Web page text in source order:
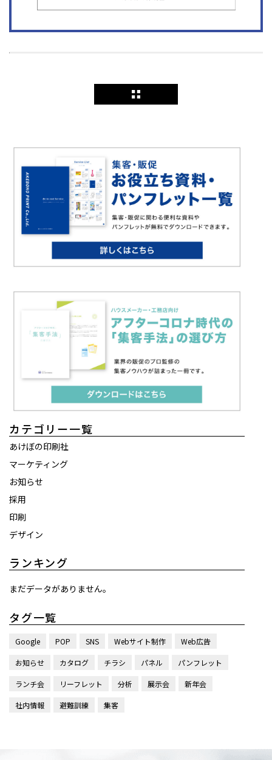
カテゴリー一覧
あけぼの印刷社
マーケティング
お知らせ
採用
印刷
デザイン
ランキング
まだデータがありません。
タグ一覧
Google POP SNS Webサイト制作 Web広告
お知らせ カタログ チラシ パネル パンフレット
ランチ会 リーフレット 分析 展示会 新年会
社内情報 避難訓練 集客